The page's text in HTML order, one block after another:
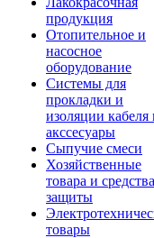
продукция
Отопительное и
насосное
оборудование
Системы для
прокладки и
изоляции кабеля
акссесуары
Сыпучие смеси
Хозяйственные
товара и средства
защиты
товары